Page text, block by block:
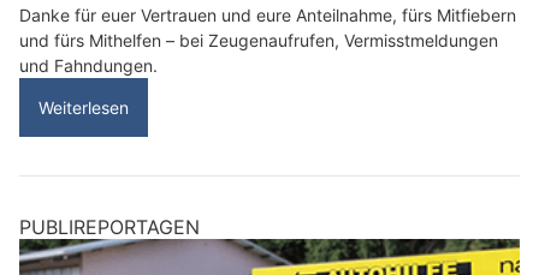
Danke für euer Vertrauen und eure Anteilnahme, fürs Mitfiebern
und fürs Mithelfen – bei Zeugenaufrufen, Vermisstmeldungen
und Fahndungen.
Weiterlesen
PUBLIREPORTAGEN